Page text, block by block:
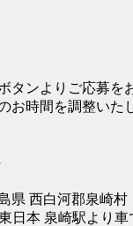
タンよりご応募を
お時間を調整いた
県 西白河郡泉崎村
日本 泉崎駅より車